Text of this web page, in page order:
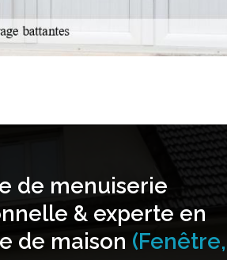
de menuiserie
& experte en
de maison